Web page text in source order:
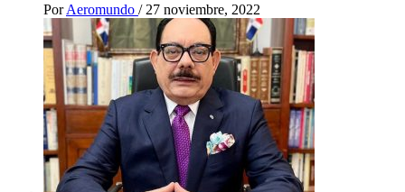
Por Aeromundo / 27 noviembre, 2022